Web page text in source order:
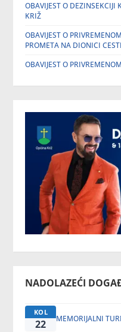
OBAVIJEST O DEZINSEKCIJI
KRIŽ
OBAVIJEST O
PROMETA NA DIONICI
OBAVIJEST O
NADOLAZEĆI
KOL
22 MEMORIJALNI